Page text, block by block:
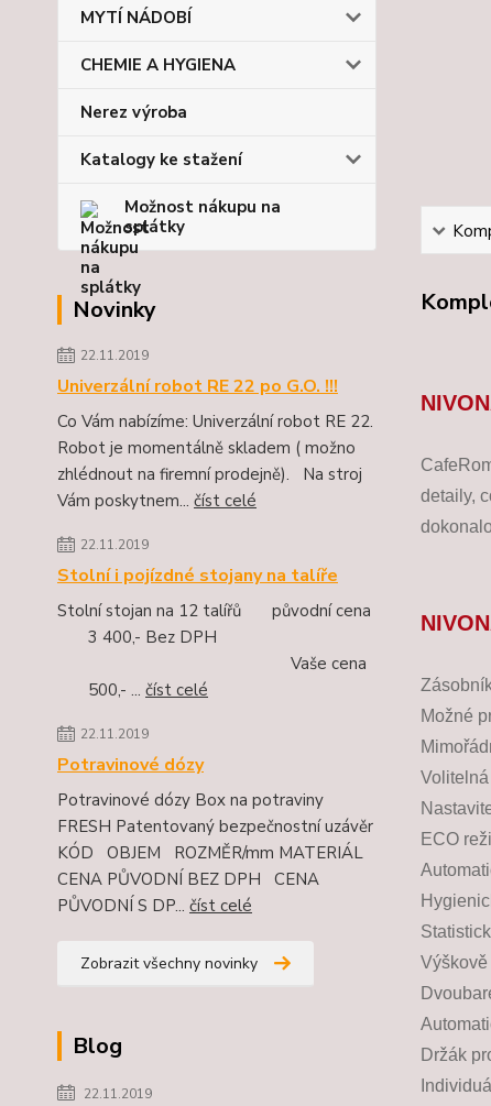
MYTÍ NÁDOBÍ
CHEMIE A HYGIENA
Nerez výroba
Katalogy ke stažení
Možnost nákupu na
splátky
Novinky
22.11.2019
Univerzální robot RE 22 po G.O. !!!
Co Vám nabízíme: Univerzální robot RE 22.
Robot je momentálně skladem ( možno
zhlédnout na firemní prodejně). Na stroj
Vám poskytnem... číst celé
22.11.2019
Stolní i pojízdné stojany na talíře
Stolní stojan na 12 talířů původní cena
3 400,- Bez DPH
Vaše cena
500,- ... číst celé
22.11.2019
Potravinové dózy
Potravinové dózy Box na potraviny
FRESH Patentovaný bezpečnostní uzávěr
KÓD OBJEM ROZMĚR/mm MATERIÁL
CENA PŮVODNÍ BEZ DPH CENA
PŮVODNÍ S DP... číst celé
Zobrazit všechny novinky
Blog
22.11.2019
detaily,
Možné
ECO
Držák